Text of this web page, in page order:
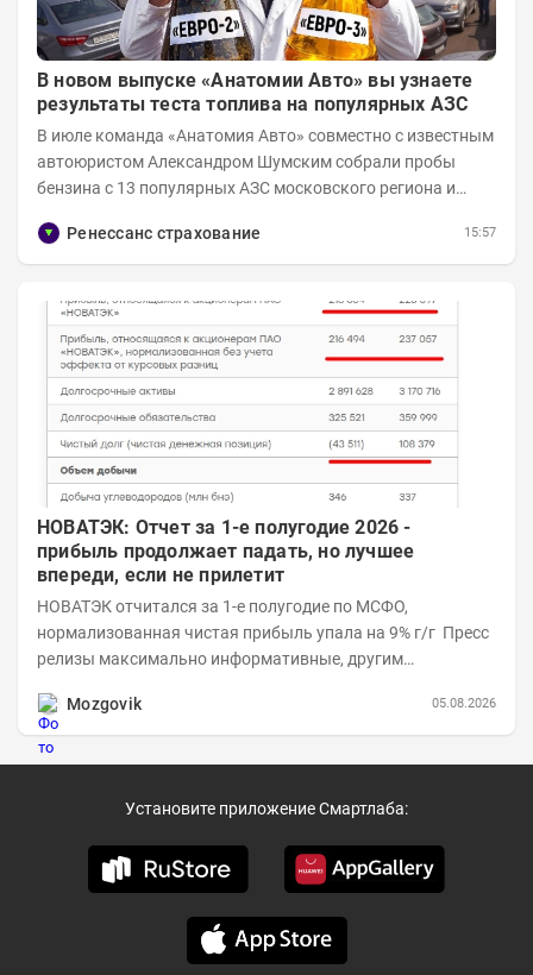
В новом выпуске «Анатомии Авто» вы узнаете
результаты теста топлива на популярных АЗС
В июле команда «Анатомия Авто» совместно с известным
автоюристом Александром Шумским собрали пробы
бензина с 13 популярных АЗС московского региона и
Ренессанс страхование
15:57
НОВАТЭК: Отчет за 1-е полугодие 2026 -
прибыль продолжает падать, но лучшее
впереди, если не прилетит
НОВАТЭК отчитался за 1-е полугодие по МСФО,
нормализованная чистая прибыль упала на 9% г/г Пресс
релизы максимально информативные, другим
Mozgovik
05.08.2026
Установите приложение Смартлаба: